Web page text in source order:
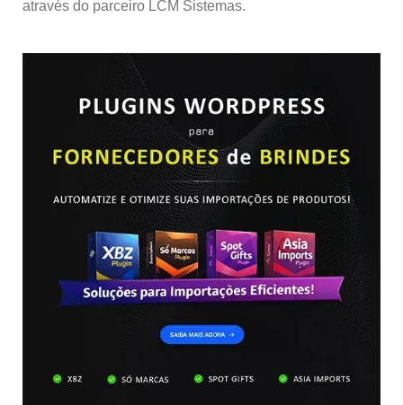
através do parceiro LCM Sistemas.